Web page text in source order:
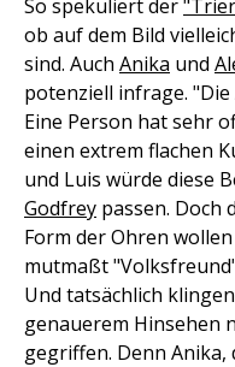
So spekuliert der
ob auf dem Bild
sind. Auch Anika und
potenziell infrage.
Eine Person hat sehr
einen extrem flachen
und Luis würde diese
Godfrey passen. Doch
Form der Ohren
mutmaßt
Und tatsächlich
genauerem Hinsehen
gegriffen. Denn